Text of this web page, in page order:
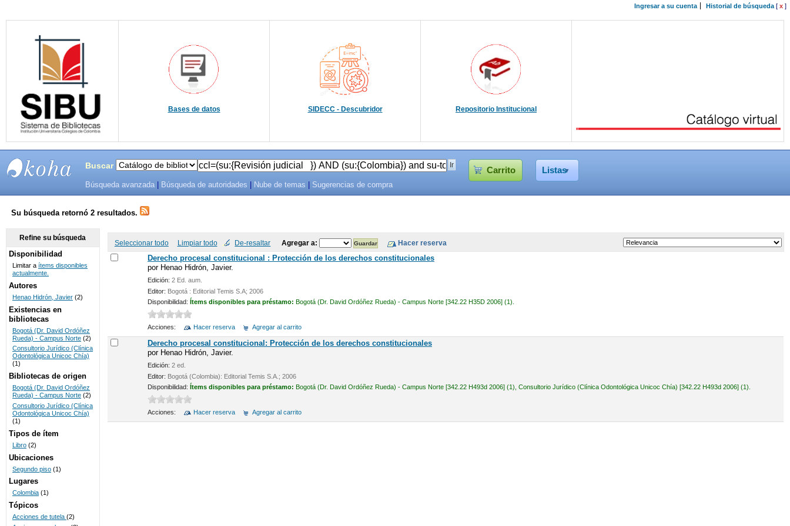
Ingresar a su cuenta Historial de búsqueda[ x ]
Bases de datos SIDECC - Descubridor Repositorio Institucional
SISTEMAS
DE
BIBLIOTECAS
UNICOC
Buscar Carrito Listas
Búsqueda avanzada Búsqueda de autoridades Nube de temas Sugerencias de compra
Su búsqueda retornó 2 resultados.
Seleccionar todo Limpiar todo De-resaltar Agregar a:
Derecho procesal constitucional : Protección de los derechos constitucionales
por Henao Hidrón, Javier.
Edición: 2 Ed. aum.
Editor: Bogotá : Editorial Temis S.A; 2006
Disponibilidad: Ítems disponibles para préstamo: Bogotá (Dr. David Ordóñez Rueda) - Campus Norte [342.22 H35D 2006] (1).
Acciones: Hacer reserva Agregar al carrito
Derecho procesal constitucional: Protección de los derechos constitucionales
por Henao Hidrón, Javier.
Edición: 2 ed.
Editor: Bogotá (Colombia): Editorial Temis S.A.; 2006
Disponibilidad: Ítems disponibles para préstamo: Bogotá (Dr. David Ordóñez Rueda) - Campus Norte [342.22 H493d 2006] (1), Consultorio Jurídico (Clínica Odontológica Unicoc Chía) [342.22 H493d 2006] (1).
Acciones: Hacer reserva Agregar al carrito
Refine su búsqueda
Disponibilidad
Limitar a ítems disponibles
actualmente.
Autores
Henao Hidrón, Javier (2)
Existencias en
bibliotecas
Bogotá (Dr. David Ordóñez
Rueda) - Campus Norte (2)
Consultorio Jurídico (Clínica
Odontológica Unicoc Chía)
(1)
Bibliotecas de origen
Bogotá (Dr. David Ordóñez
Rueda) - Campus Norte (2)
Consultorio Jurídico (Clínica
Odontológica Unicoc Chía)
(1)
Tipos de ítem
Libro (2)
Ubicaciones
Segundo piso (1)
Lugares
Colombia (1)
Tópicos
Acciones de tutela (2)